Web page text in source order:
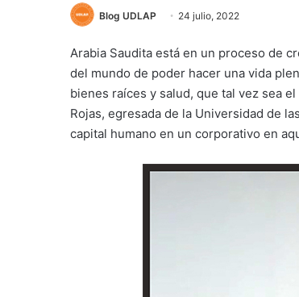
Blog UDLAP 24 julio, 2022
Arabia Saudita está en un proceso de
del mundo de poder hacer una vida
bienes raíces y salud, que tal vez sea
Rojas, egresada de la Universidad de
capital humano en un corporativo en